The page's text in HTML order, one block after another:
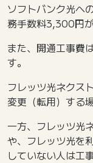
ソフトバンク光へ
務手数料3,300円が
また、開通工事費
す。
フレッツ光ネクス
変更（転用）する
一方、フレッツ光
や、フレッツ光を
していない人は工